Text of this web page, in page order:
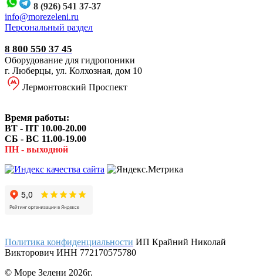
8 (926) 541 37-37
info@morezeleni.ru
Персональный раздел
8 800 550 37 45
Оборудование для гидропоники
г. Люберцы, ул. Колхозная, дом 10
Лермонтовский Проспект
Время работы:
ВТ - ПТ 10.00-20.00
СБ - ВС 11.00-19.00
ПН - выходной
Политика конфиденциальности ИП Крайний Николай
Викторович ИНН 772170575780
© Море Зелени 2026г.